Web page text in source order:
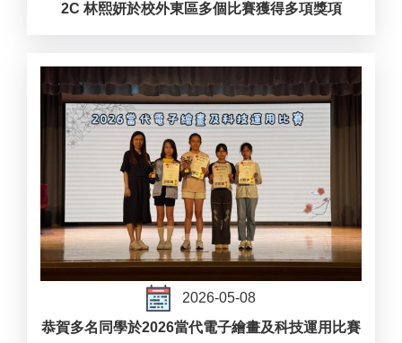
2C 林熙妍於校外東區多個比賽獲得多項獎項
2026-05-08
恭賀多名同學於2026當代電子繪畫及科技運用比賽